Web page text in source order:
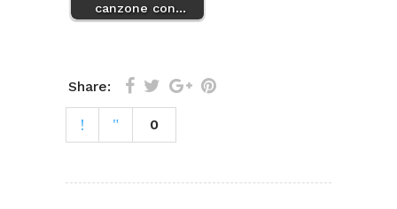
canzone con…
Share:
0